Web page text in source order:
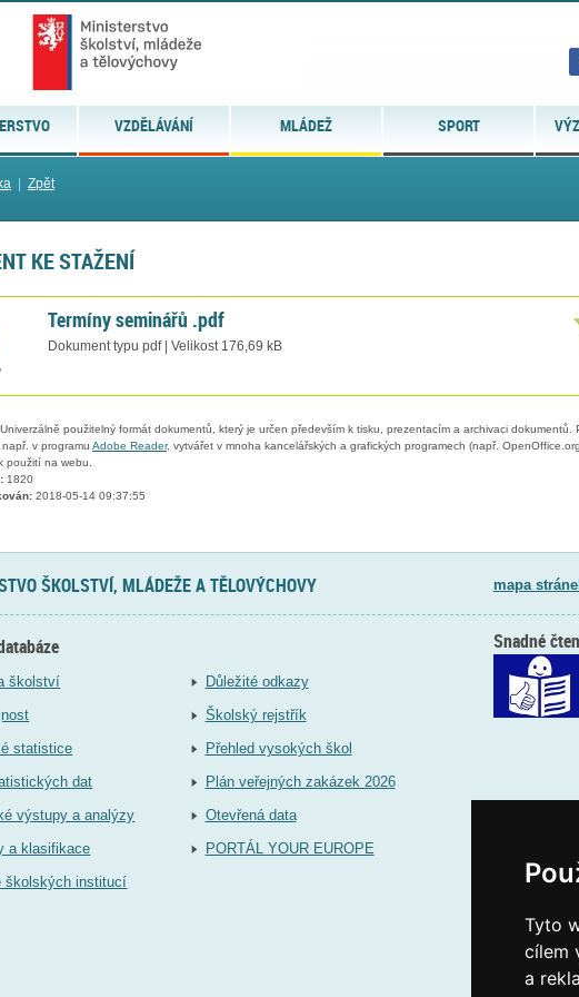
Tyto
cílem
a
VZDĚLÁVÁNÍ MLÁDEŽ SPORT
Zpět
KE STAŽENÍ
Termíny seminářů .pdf
Dokument typu pdf | Velikost 176,69 kB
Univerzálně použitelný formát dokumentů, který je určen především k tisku, prezentacím a archivaci dokumentů.
v programu Adobe Reader, vytvářet v mnoha kancelářských a grafických programech (např.
použití na webu.
1820
2018-05-14 09:37:55
ŠKOLSTVÍ, MLÁDEŽE A TĚLOVÝCHOVY mapa
školství
statistice
dat
výstupy a analýzy
a klasifikace
školských institucí
Důležité odkazy
Školský rejstřík
Přehled vysokých škol
Plán veřejných zakázek 2026
Otevřená data
PORTÁL YOUR EUROPE
Snadné